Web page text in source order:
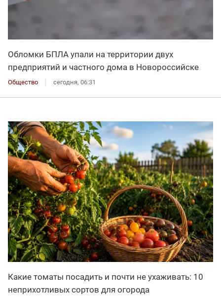
Обломки БПЛА упали на территории двух
предприятий и частного дома в Новороссийске
Общество сегодня, 06:31
Какие томаты посадить и почти не ухаживать: 10
неприхотливых сортов для огорода